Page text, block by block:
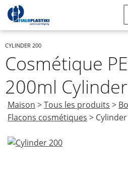
CYLINDER 200
Cosmétique
200ml Cylinder
Maison >Tous les produits >
Flacons cosmétiques >